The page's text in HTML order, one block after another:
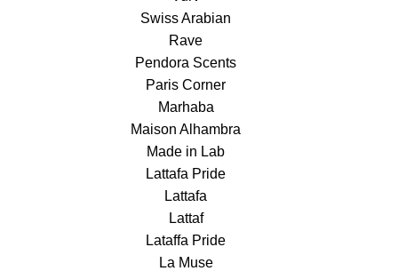
Swiss Arabian
Rave
Pendora Scents
Paris Corner
Marhaba
Maison Alhambra
Made in Lab
Lattafa Pride
Lattafa
Lattaf
Lataffa Pride
La Muse